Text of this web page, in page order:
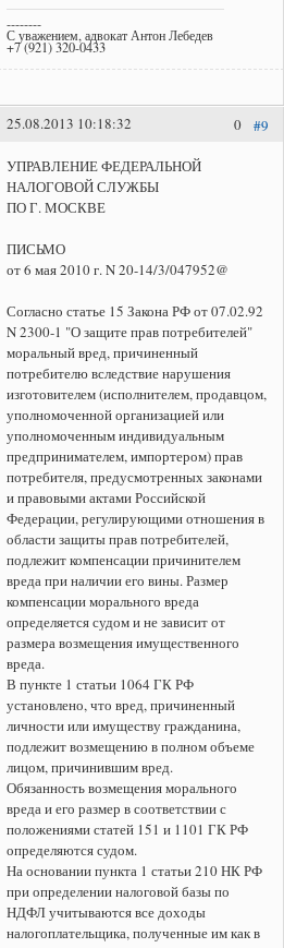
--------
С уважением, адвокат Антон Лебедев
+7 (921) 320-0433
#9
0
25.08.2013 10:18:32
УПРАВЛЕНИЕ ФЕДЕРАЛЬНОЙ
НАЛОГОВОЙ СЛУЖБЫ
ПО Г. МОСКВЕ
ПИСЬМО
от 6 мая 2010 г. N 20-14/3/047952@
Согласно статье 15 Закона РФ от 07.02.92
N 2300-1 "О защите прав потребителей"
моральный вред, причиненный
потребителю вследствие нарушения
изготовителем (исполнителем, продавцом,
уполномоченной организацией или
уполномоченным индивидуальным
предпринимателем, импортером) прав
потребителя, предусмотренных законами
и правовыми актами Российской
Федерации, регулирующими отношения в
области защиты прав потребителей,
подлежит компенсации причинителем
вреда при наличии его вины. Размер
компенсации морального вреда
определяется судом и не зависит от
размера возмещения имущественного
вреда.
В пункте 1 статьи 1064 ГК РФ
установлено, что вред, причиненный
личности или имуществу гражданина,
подлежит возмещению в полном объеме
лицом, причинившим вред.
Обязанность возмещения морального
вреда и его размер в соответствии с
положениями статей 151 и 1101 ГК РФ
определяются судом.
На основании пункта 1 статьи 210 НК РФ
при определении налоговой базы по
НДФЛ учитываются все доходы
налогоплательщика, полученные им как в